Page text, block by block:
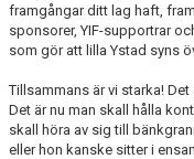
framgångar ditt lag haft,
sponsorer, YIF-supportrar
som gör att lilla Ystad syns
Tillsammans är vi starka!
Det är nu man skall hålla
skall höra av sig till
eller hon kanske sitter i